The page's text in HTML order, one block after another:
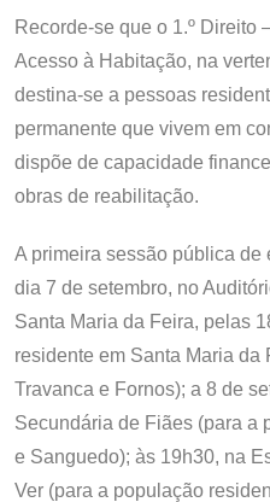
Recorde-se que o 1.º Direito
Acesso à Habitação, na
destina-se a pessoas
permanente que vivem em
dispõe de capacidade
obras de reabilitação.
A primeira sessão pública de
dia 7 de setembro, no
Santa Maria da Feira, pelas
residente em Santa Maria da
Travanca e Fornos); a 8 de
Secundária de Fiães (para a
e Sanguedo); às 19h30, na
Ver (para a população